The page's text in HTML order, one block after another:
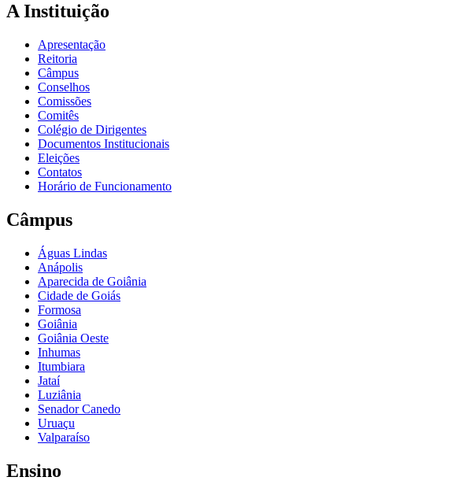
A Instituição
Apresentação
Reitoria
Câmpus
Conselhos
Comissões
Comitês
Colégio de Dirigentes
Documentos Institucionais
Eleições
Contatos
Horário de Funcionamento
Câmpus
Águas Lindas
Anápolis
Aparecida de Goiânia
Cidade de Goiás
Formosa
Goiânia
Goiânia Oeste
Inhumas
Itumbiara
Jataí
Luziânia
Senador Canedo
Uruaçu
Valparaíso
Ensino